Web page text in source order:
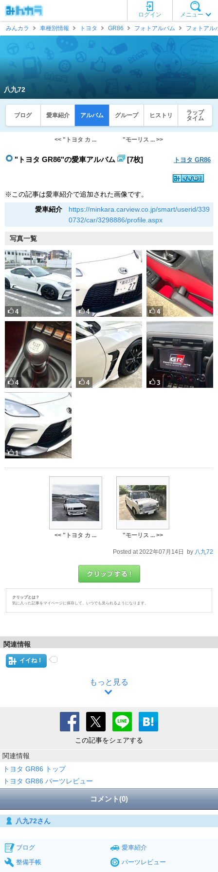
メニュー
ログイン
みんカラ
車種別情報 トヨタ GR86 フォトアルバム フォトアル
八九72
ブログ 愛車紹介 アルバム グループ ヒストリ
ラップ
タイム
<< "トヨタ カ ... "モーリス ... >>
"トヨタ GR86"の愛車アルバム [7枚] トヨタ GR86
※この記事は愛車紹介で追加された画像です。
愛車紹介
https://minkara.carview.co.jp/smart/userid/339
0732/car/3298886/profile.aspx
写真一覧
4 4 4
4 4 3
1
<< "トヨタ カ ... "モーリス ... >>
Posted at 2022年07月14日 by 八九72
クリップとは？
気に入った記事をマイページに保存して、いつでも見られるようになります。
関連情報
イイね！
もっと見る
この記事をシェアする
関連情報
トヨタ GR86 トップ
トヨタ GR86 パーツレビュー
コメント(0)
八九72さん
ブログ
愛車紹介
整備手帳
パーツレビュー